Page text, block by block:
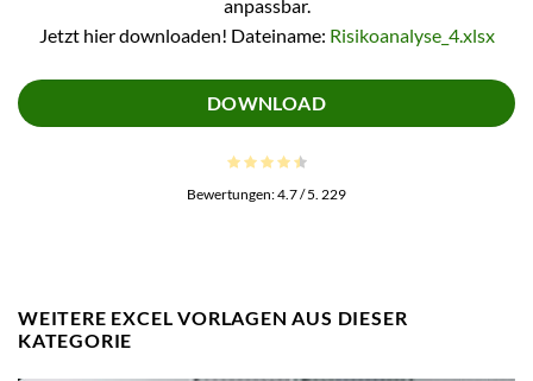
anpassbar.
Jetzt hier downloaden! Dateiname: Risikoanalyse_4.xlsx
DOWNLOAD
Bewertungen:4.7/ 5. 229
WEITERE EXCEL VORLAGEN AUS DIESER
KATEGORIE